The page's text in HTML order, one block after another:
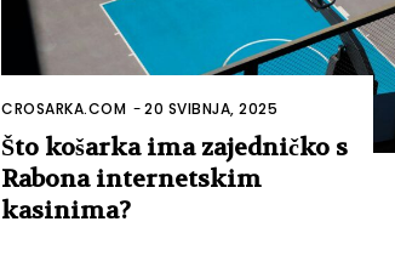
CROSARKA.COM -20 SVIBNJA, 2025
Što košarka ima zajedničko s
Rabona internetskim
kasinima?